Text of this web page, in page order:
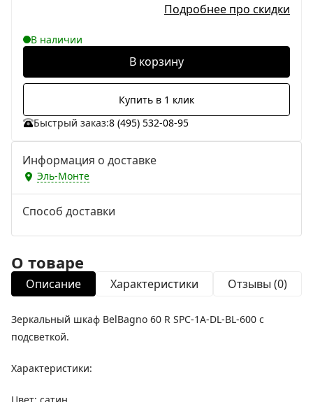
Подробнее про скидки
В наличии
В корзину
Купить в 1 клик
Быстрый заказ:8 (495) 532-08-95
Информация о доставке
Эль-Монте
Способ доставки
О товаре
Описание Характеристики Отзывы (0)
Зеркальный шкаф BelBagno 60 R SPC-1A-DL-BL-600 с
подсветкой.
Характеристики: